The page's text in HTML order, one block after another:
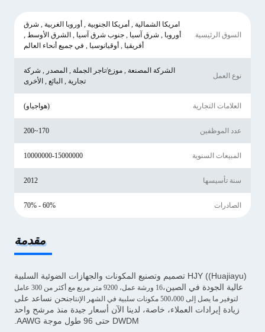
السوق الرئيسية
امريكا الشمالية , أمريكا الجنوبية , أوروبا الغربية , شرق
أوروبا , شرق آسيا , جنوب شرق آسيا , الشرق الأوسط ,
أفريقيا , أوقيانوسيا , في جميع أنحاء العالم
نوع العمل
الشركة المصنعة , موزع/تاجر الجملة , المصدر , شركة
تجارية , البائع , الأخرى
العلامات التجارية (هواجياو)
عدد الموظفين 170~200
المبيعات السنوية 10000000-15000000
سنة تأسيسها 2012
الصادرات 60% - 70%
مقدمة
HJY ((Huajiayu) تصميم وتصنيع المكونات والجهازات الضوئية السلبية
عالية الجودة في الصين،
16 ورشة عمل، 9200 متر مربع مع أكثر من 300 عامل
لتوفير ما يصل إلى 500،000 مكونات سلبية في الشهر الإنتاج
نحن نساعد على
زيادة إيرادات العملاء، خاصة، لدينا الآن أسعار جيدة منذ مرشح واحد
DWDM حتى 96 طول موجة AAWG.